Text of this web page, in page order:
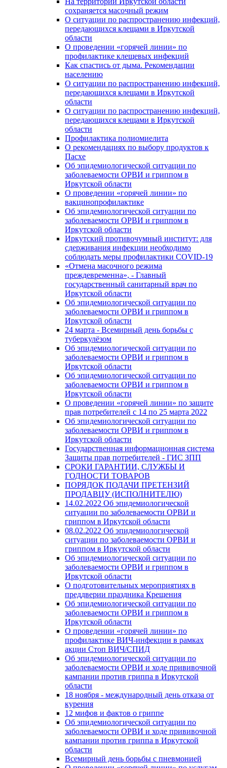
сохраняется масочный режим
О ситуации по распространению инфекций,
передающихся клещами в Иркутской
области
О проведении «горячей линии» по
профилактике клещевых инфекций
Как спастись от дыма. Рекомендации
населению
О ситуации по распространению инфекций,
передающихся клещами в Иркутской
области
О ситуации по распространению инфекций,
передающихся клещами в Иркутской
области
Профилактика полиомиелита
О рекомендациях по выбору продуктов к
Пасхе
Об эпидемиологической ситуации по
заболеваемости ОРВИ и гриппом в
Иркутской области
О проведении «горячей линии» по
вакцинопрофилактике
Об эпидемиологической ситуации по
заболеваемости ОРВИ и гриппом в
Иркутской области
Иркутский противочумный институт: для
сдерживания инфекции необходимо
соблюдать меры профилактики COVID-19
«Отмена масочного режима
преждевременна», - Главный
государственный санитарный врач по
Иркутской области
Об эпидемиологической ситуации по
заболеваемости ОРВИ и гриппом в
Иркутской области
24 марта - Всемирный день борьбы с
туберкулёзом
Об эпидемиологической ситуации по
заболеваемости ОРВИ и гриппом в
Иркутской области
Об эпидемиологической ситуации по
заболеваемости ОРВИ и гриппом в
Иркутской области
О проведении «горячей линии» по защите
прав потребителей c 14 по 25 марта 2022
Об эпидемиологической ситуации по
заболеваемости ОРВИ и гриппом в
Иркутской области
Государственная информационная система
Защиты прав потребителей - ГИС ЗПП
СРОКИ ГАРАНТИИ, СЛУЖБЫ И
ГОДНОСТИ ТОВАРОВ
ПОРЯДОК ПОДАЧИ ПРЕТЕНЗИЙ
ПРОДАВЦУ (ИСПОЛНИТЕЛЮ)
14.02.2022 Об эпидемиологической
ситуации по заболеваемости ОРВИ и
гриппом в Иркутской области
08.02.2022 Об эпидемиологической
ситуации по заболеваемости ОРВИ и
гриппом в Иркутской области
Об эпидемиологической ситуации по
заболеваемости ОРВИ и гриппом в
Иркутской области
О подготовительных мероприятиях в
преддверии праздника Крещения
Об эпидемиологической ситуации по
заболеваемости ОРВИ и гриппом в
Иркутской области
О проведении «горячей линии» по
профилактике ВИЧ-инфекции в рамках
акции Стоп ВИЧ/СПИД
Об эпидемиологической ситуации по
заболеваемости ОРВИ и ходе прививочной
кампании против гриппа в Иркутской
области
18 ноября - международный день отказа от
курения
12 мифов и фактов о гриппе
Об эпидемиологической ситуации по
заболеваемости ОРВИ и ходе прививочной
кампании против гриппа в Иркутской
области
Всемирный день борьбы с пневмонией